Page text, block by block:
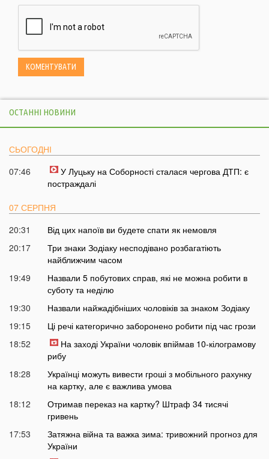
ОСТАННІ НОВИНИ
СЬОГОДНІ
07:46
У Луцьку на Соборності сталася чергова ДТП: є
постраждалі
07 СЕРПНЯ
20:31
Від цих напоїв ви будете спати як немовля
20:17
Три знаки Зодіаку несподівано розбагатіють
найближчим часом
19:49
Назвали 5 побутових справ, які не можна робити в
суботу та неділю
19:30
Назвали найжадібніших чоловіків за знаком Зодіаку
19:15
Ці речі категорично заборонено робити під час грози
18:52
На заході України чоловік впіймав 10-кілограмову
рибу
18:28
Українці можуть вивести гроші з мобільного рахунку
на картку, але є важлива умова
18:12
Отримав переказ на картку? Штраф 34 тисячі
гривень
17:53
Затяжна війна та важка зима: тривожний прогноз для
України